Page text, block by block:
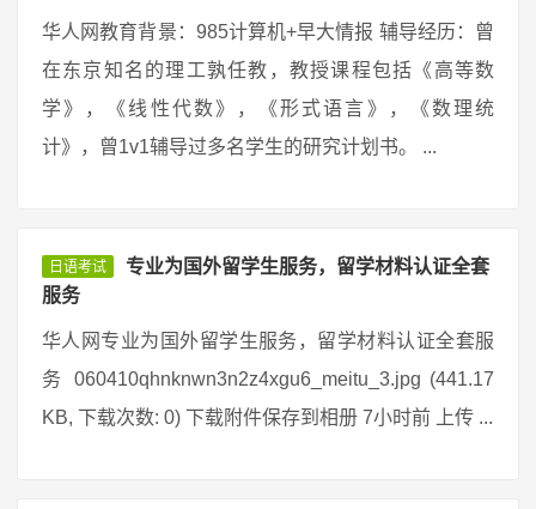
华人网教育背景：985计算机+早大情报 辅导经历：曾
在东京知名的理工孰任教，教授课程包括《高等数
学》，《线性代数》，《形式语言》，《数理统
计》，曾1v1辅导过多名学生的研究计划书。 ...
日语考试
专业为国外留学生服务，留学材料认证全套
服务
华人网专业为国外留学生服务，留学材料认证全套服
务 060410qhnknwn3n2z4xgu6_meitu_3.jpg (441.17
KB, 下载次数: 0) 下载附件保存到相册 7小时前 上传 ...